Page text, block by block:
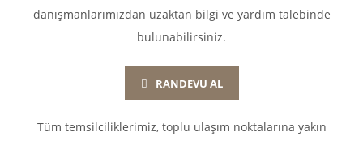
danışmanlarımızdan uzaktan bilgi ve yardım talebinde
bulunabilirsiniz.
RANDEVU AL
Tüm temsilciliklerimiz, toplu ulaşım noktalarına yakın